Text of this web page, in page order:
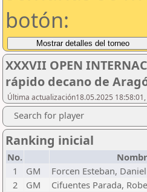
botón:
XXXVII OPEN
rápido decano de
Última actualización18.05.2025 18:58:01,
Search for player
Ranking inicial
No.
1
GM Forcen Esteban, Daniel
2
GM Cifuentes Parada,